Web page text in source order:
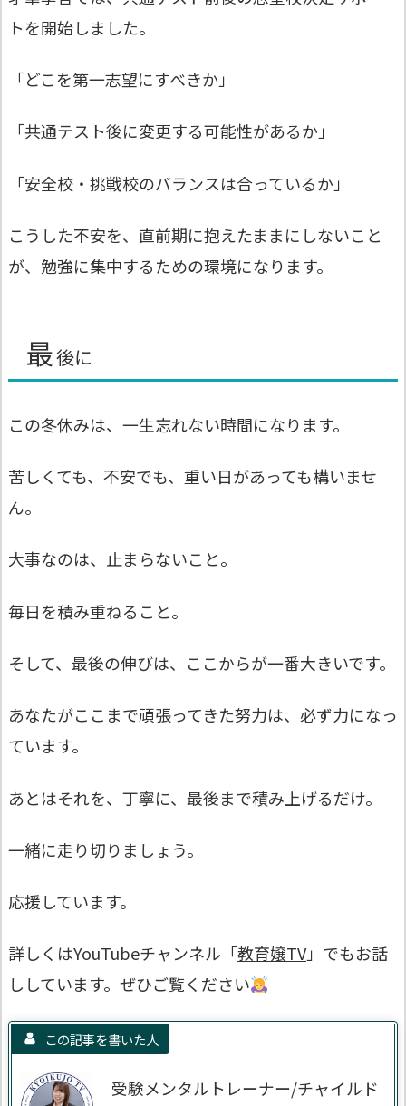
トを開始しました。
「どこを第一志望にすべきか」
「共通テスト後に変更する可能性があるか」
「安全校・挑戦校のバランスは合っているか」
こうした不安を、直前期に抱えたままにしないこと
が、勉強に集中するための環境になります。
最後に
この冬休みは、一生忘れない時間になります。
苦しくても、不安でも、重い日があっても構いませ
ん。
大事なのは、止まらないこと。
毎日を積み重ねること。
そして、最後の伸びは、ここからが一番大きいです。
あなたがここまで頑張ってきた努力は、必ず力になっ
ています。
あとはそれを、丁寧に、最後まで積み上げるだけ。
一緒に走り切りましょう。
応援しています。
詳しくはYouTubeチャンネル「教育嬢TV」でもお話
ししています。ぜひご覧ください
この記事を書いた人
受験メンタルトレーナー/チャイルド